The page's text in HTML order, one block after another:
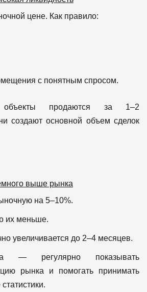
цене. Как правило:
с понятным спросом.
продаются за 1–2
создают основной объем сделок
выше рынка
на 5–10%.
их меньше.
увеличивается до 2–4 месяцев.
— регулярно показывать
рынка и помогать принимать